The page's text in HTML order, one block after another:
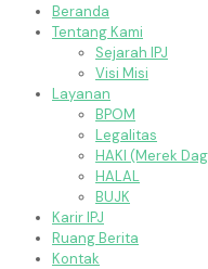
Beranda
Tentang Kami
Sejarah IPJ
Visi Misi
Layanan
BPOM
Legalitas
HAKI (Merek
HALAL
BUJK
Karir IPJ
Ruang Berita
Kontak